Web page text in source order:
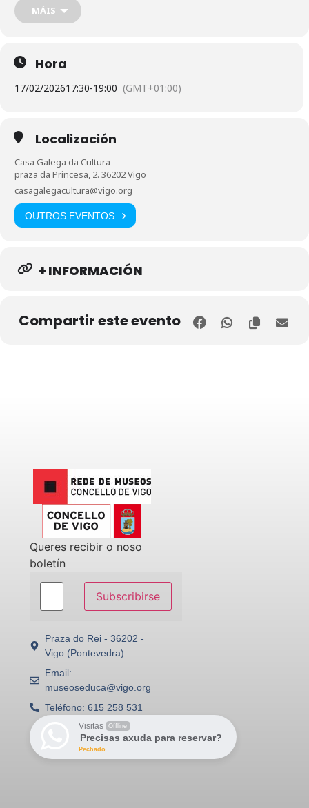
MÁIS
Hora
17/02/202617:30-19:00 (GMT+01:00)
Localización
Casa Galega da Cultura
praza da Princesa, 2. 36202 Vigo
casagalegacultura@vigo.org
OUTROS EVENTOS
+ INFORMACIÓN
Compartir este evento
Queres recibir o noso
boletín
Subscribirse
Praza do Rei - 36202 -
Vigo (Pontevedra)
Email:
museoseduca@vigo.org
Teléfono: 615 258 531
Visitas Offline
Precisas axuda para reservar?
Pechado